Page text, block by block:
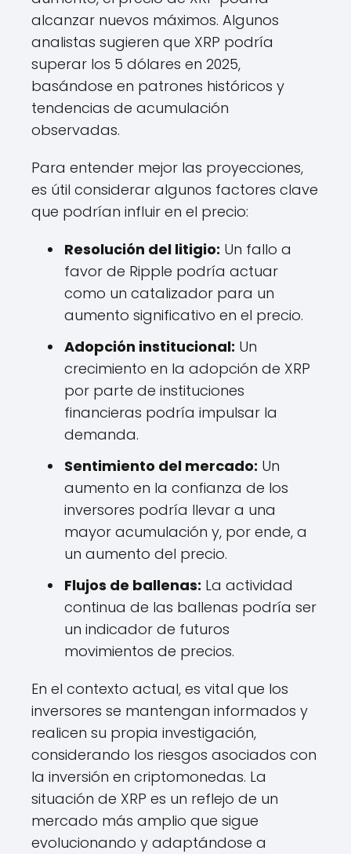
alcanzar nuevos máximos. Algunos
analistas sugieren que XRP podría
superar los 5 dólares en 2025,
basándose en patrones históricos y
tendencias de acumulación
observadas.
Para entender mejor las proyecciones,
es útil considerar algunos factores clave
que podrían influir en el precio:
Resolución del litigio: Un fallo a
favor de Ripple podría actuar
como un catalizador para un
aumento significativo en el precio.
Adopción institucional: Un
crecimiento en la adopción de XRP
por parte de instituciones
financieras podría impulsar la
demanda.
Sentimiento del mercado: Un
aumento en la confianza de los
inversores podría llevar a una
mayor acumulación y, por ende, a
un aumento del precio.
Flujos de ballenas: La actividad
continua de las ballenas podría ser
un indicador de futuros
movimientos de precios.
En el contexto actual, es vital que los
inversores se mantengan informados y
realicen su propia investigación,
considerando los riesgos asociados con
la inversión en criptomonedas. La
situación de XRP es un reflejo de un
mercado más amplio que sigue
evolucionando y adaptándose a